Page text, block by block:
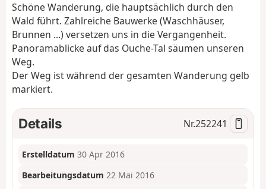
o
Schöne Wanderung, die hauptsächlich durch den
Wald führt. Zahlreiche Bauwerke (Waschhäuser,
Brunnen ...) versetzen uns in die Vergangenheit.
Panoramablicke auf das Ouche-Tal säumen unseren
Weg.
Der Weg ist während der gesamten Wanderung gelb
markiert.
Details Nr.252241
Erstelldatum 30 Apr 2016
Bearbeitungsdatum 22 Mai 2016